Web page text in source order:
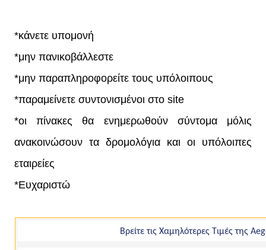
*κάνετε υπομονή
*μην πανικοβάλλεστε
*μην παραπληροφορείτε τους υπόλοιπους
*παραμείνετε συντονισμένοι στο site
*οι πίνακες θα ενημερωθούν σύντομα μόλις
ανακοινώσουν τα δρομολόγια και οι υπόλοιπες
εταιρείες
*Ευχαριστώ
Βρείτε τις Χαμηλότερες Τιμές της